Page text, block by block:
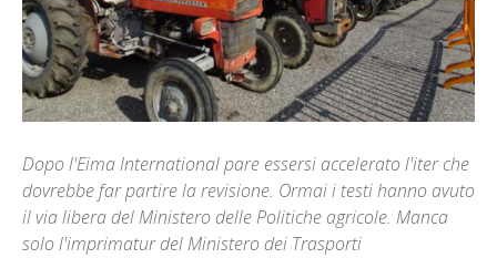
Dopo l'Eima International pare essersi accelerato l'iter che
dovrebbe far partire la revisione. Ormai i testi hanno avuto
il via libera del Ministero delle Politiche agricole. Manca
solo l'imprimatur del Ministero dei Trasporti